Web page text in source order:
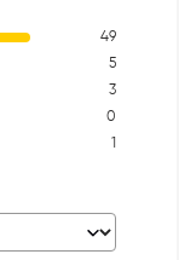
49
5
3
0
1